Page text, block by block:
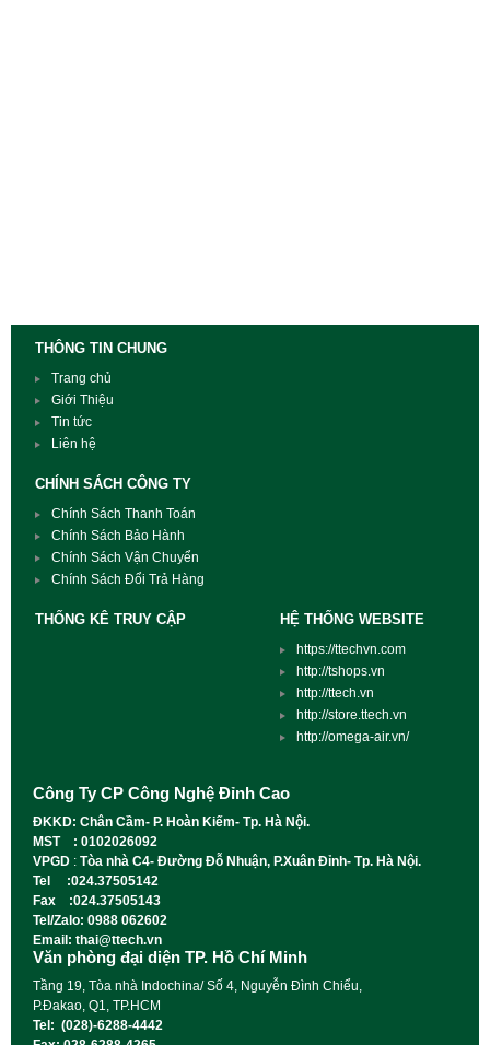
THÔNG TIN CHUNG
Trang chủ
Giới Thiệu
Tin tức
Liên hệ
CHÍNH SÁCH CÔNG TY
Chính Sách Thanh Toán
Chính Sách Bảo Hành
Chính Sách Vận Chuyển
Chính Sách Đổi Trả Hàng
THỐNG KÊ TRUY CẬP HỆ THỐNG WEBSITE
https://ttechvn.com
http://tshops.vn
http://ttech.vn
http://store.ttech.vn
http://omega-air.vn/
Công Ty CP Công Nghệ Đỉnh Cao
ĐKKD: Chân Cầm- P. Hoàn Kiếm- Tp. Hà Nội.
MST : 0102026092
VPGD : Tòa nhà C4- Đường Đỗ Nhuận, P.Xuân Đỉnh- Tp. Hà Nội.
Tel :024.37505142
Fax :024.37505143
Tel/Zalo: 0988 062602
Email: thai@ttech.vn
Văn phòng đại diện TP. Hồ Chí Minh
Tầng 19, Tòa nhà Indochina/ Số 4, Nguyễn Đình Chiểu,
P.Đakao, Q1, TP.HCM
Tel: (028)-6288-4442